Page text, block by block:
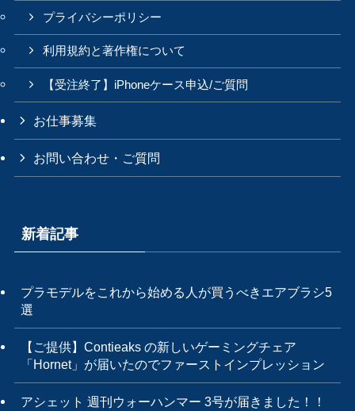
プライバシーポリシー
利用規約と著作権について
【受注終了】iPhoneケース申込/ご質問
お仕事募集
お問い合わせ・ご質問
新着記事
プラモデルをこれから始める人が買うべきエアブラシ5
選
【ご提供】Contieaks の新しいゲーミングチェア
「Hornet」が届いたのでファーストインプレッション
アシェット 週刊ウォーハンマー 3号が届きました！！